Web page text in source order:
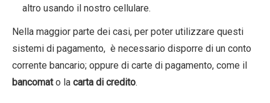
altro usando il nostro cellulare.
Nella maggior parte dei casi, per poter utilizzare questi
sistemi di pagamento, è necessario disporre di un conto
corrente bancario; oppure di carte di pagamento, come il
bancomato la carta di credito.